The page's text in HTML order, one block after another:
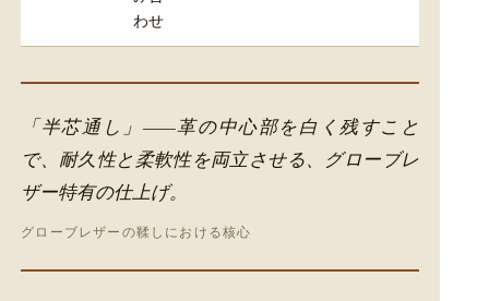
わせ
「半芯通し」——革の中心部を白く残すこと
で、耐久性と柔軟性を両立させる、グローブレ
ザー特有の仕上げ。
グローブレザーの鞣しにおける核心